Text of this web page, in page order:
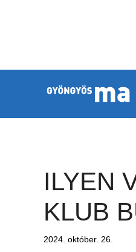
ILYEN
KLUB
2024. október. 26.